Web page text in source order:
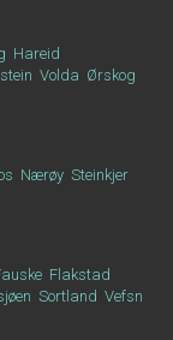
Hareid
Volda Ørskog
Nærøy Steinkjer
Flakstad
Sortland Vefsn